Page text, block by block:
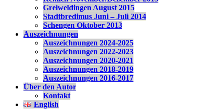
Greiweldingen August 2015
Stadtbredimus Juni – Juli 2014
Schengen Oktober 2013
Auszeichnungen
Auszeichnungen 2024-2025
Auszeichnungen 2022-2023
Auszeichnungen 2020-2021
Auszeichnungen 2018-2019
Auszeichnungen 2016-2017
Über den Autor
Kontakt
English